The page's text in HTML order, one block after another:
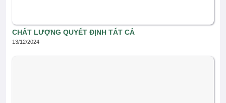
CHẤT LƯỢNG QUYẾT ĐỊNH TẤT CẢ
13/12/2024